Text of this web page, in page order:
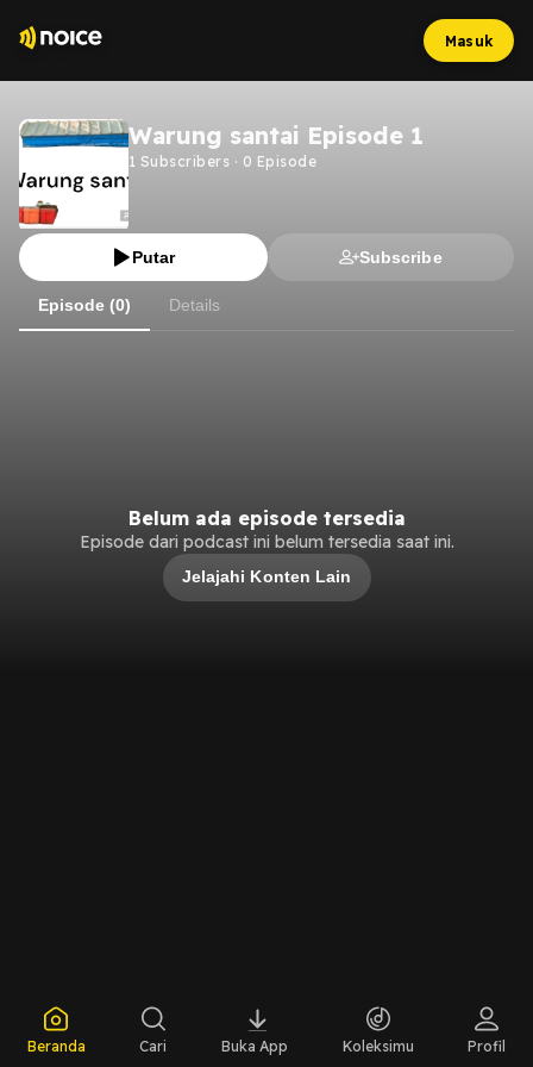
Masuk
Warung santai Episode 1
1 Subscribers · 0 Episode
Putar Subscribe
Episode (0) Details
Belum ada episode tersedia
Episode dari podcast ini belum tersedia saat ini.
Jelajahi Konten Lain
Beranda Cari Buka App Koleksimu Profil